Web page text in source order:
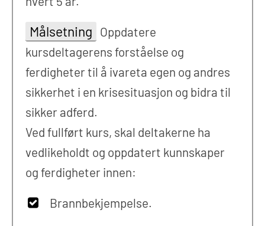
Målsetning Oppdatere
kursdeltagerens forståelse og
ferdigheter til å ivareta egen og andres
sikkerhet i en krisesituasjon og bidra til
sikker adferd.
Ved fullført kurs, skal deltakerne ha
vedlikeholdt og oppdatert kunnskaper
og ferdigheter innen:
Brannbekjempelse.